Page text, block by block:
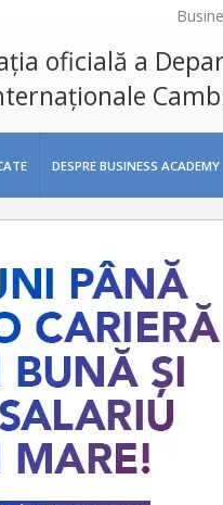
oficială a
DESPRE BUSINESS ACADEMY